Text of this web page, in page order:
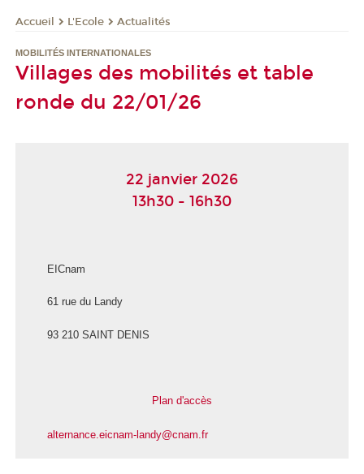
Accueil L'Ecole Actualités
MOBILITÉS INTERNATIONALES
Villages des mobilités et table
ronde du 22/01/26
22 janvier 2026
13h30 - 16h30
EICnam
61 rue du Landy
93 210 SAINT DENIS
Plan d'accès
alternance.eicnam-landy@cnam.fr